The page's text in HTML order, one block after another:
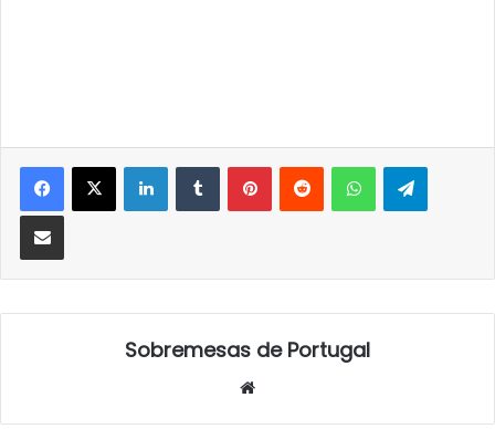
LinkedInTumblrPinterestReddit WhatsApp
Partilhar Via Email
Sobremesas de Portugal